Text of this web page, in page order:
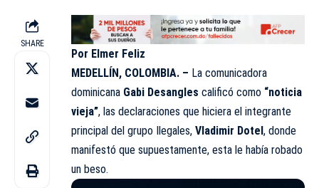
SHARE
Por Elmer Feliz
MEDELLÍN, COLOMBIA. – La comunicadora
dominicana Gabi Desangles calificó como “noticia
vieja”, las declaraciones que hiciera el integrante
principal del grupo Ilegales, Vladimir Dotel, donde
manifestó que supuestamente, esta le había robado
un beso.